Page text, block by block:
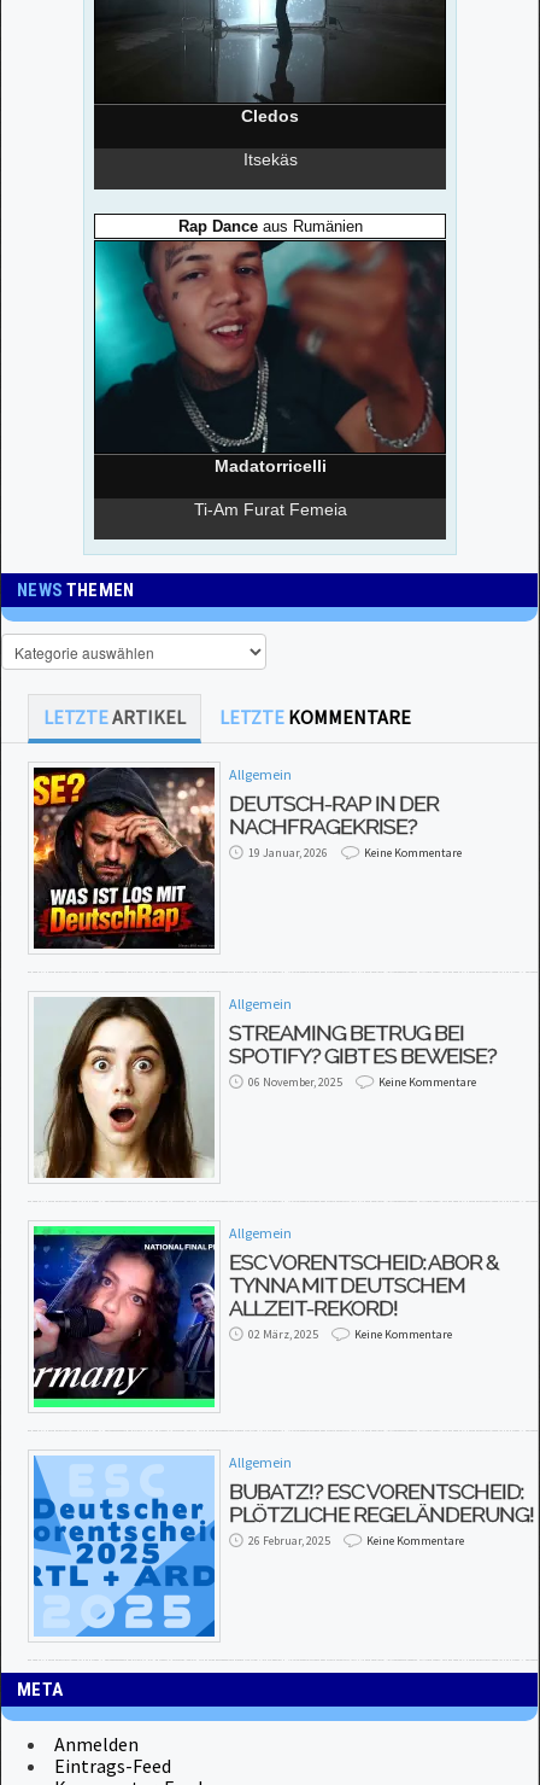
NEWSTHEMEN
LETZTEARTIKEL LETZTE KOMMENTARE
Allgemein
DEUTSCH-RAP IN DER
NACHFRAGEKRISE?
19 Januar, 2026 Keine Kommentare
Allgemein
STREAMING BETRUG BEI
SPOTIFY? GIBT ES BEWEISE?
06 November, 2025 Keine Kommentare
Allgemein
ESC VORENTSCHEID: ABOR &
TYNNA MIT DEUTSCHEM
ALLZEIT-REKORD!
02 März, 2025 Keine Kommentare
Allgemein
BUBATZ!? ESC VORENTSCHEID:
PLÖTZLICHE REGELÄNDERUNG!
26 Februar, 2025 Keine Kommentare
META
Anmelden
Eintrags-Feed